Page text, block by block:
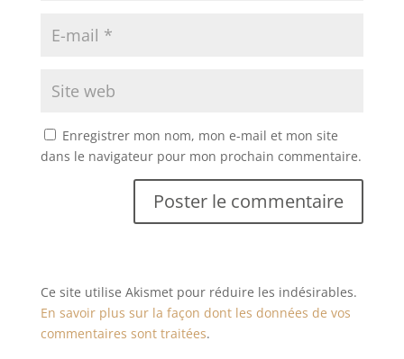
Enregistrer mon nom, mon e-mail et mon site
dans le navigateur pour mon prochain commentaire.
Ce site utilise Akismet pour réduire les indésirables.
En savoir plus sur la façon dont les données de vos
commentaires sont traitées.